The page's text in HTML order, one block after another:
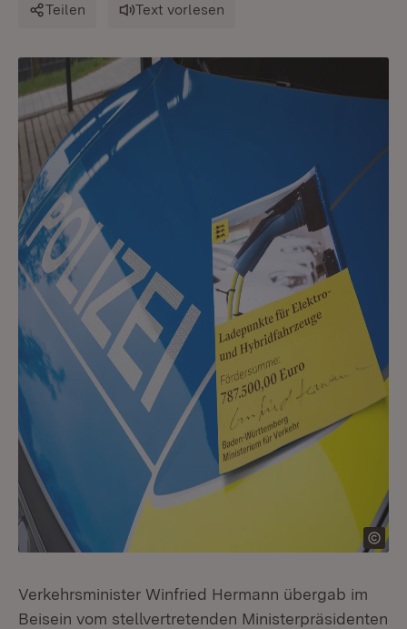
Teilen Text vorlesen
Verkehrsminister Winfried Hermann übergab im
Beisein vom stellvertretenden Ministerpräsidenten